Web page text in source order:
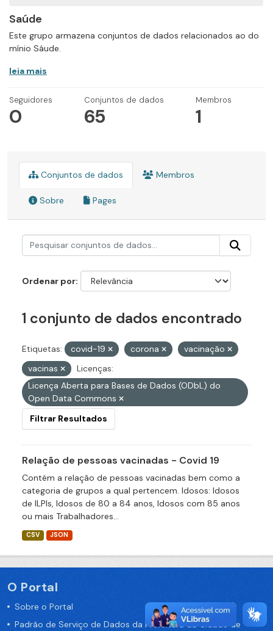
Saúde
Este grupo armazena conjuntos de dados relacionados ao do
mínio Sáude.
leia mais
Seguidores
0
Conjuntos de dados
65
Membros
1
Conjuntos de dados Membros
Sobre Pages
Ordenar por
1 conjunto de dados encontrado
Etiquetas: covid-19 corona
vacinação
vacinas
Licenças:
Licença Aberta para Bases de Dados (ODbL) do
Open Data Commons
Filtrar Resultados
Relação de pessoas vacinadas - Covid 19
Contém a relação de pessoas vacinadas bem como a
categoria de grupos a qual pertencem. Idosos: Idosos
de ILPIs, Idosos de 80 a 84 anos, Idosos com 85 anos
ou mais Trabalhadores...
CSV JSON
O Portal
Sobre o Portal
Padrão de Serviço de Dados da Prefeitura da Cidade de